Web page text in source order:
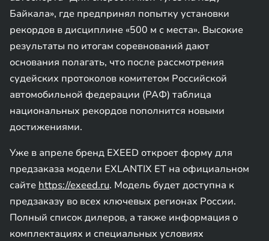
Байкала», где предпринял попытку установки
рекордов в дисциплине «500 м с места». Высокие
результаты по итогам соревнований дают
основания полагать, что после рассмотрения
судейских протоколов комитетом Российской
автомобильной федерации (РАФ) таблица
национальных рекордов пополнится новыми
достижениями.
Уже в апреле бренд EXEED откроет форму для
предзаказа модели EXLANTIX ET на официальном
сайте https://exeed.ru. Модель будет доступна к
предзаказу во всех ключевых регионах России.
Полный список дилеров, а также информация о
комплектациях и специальных условиях